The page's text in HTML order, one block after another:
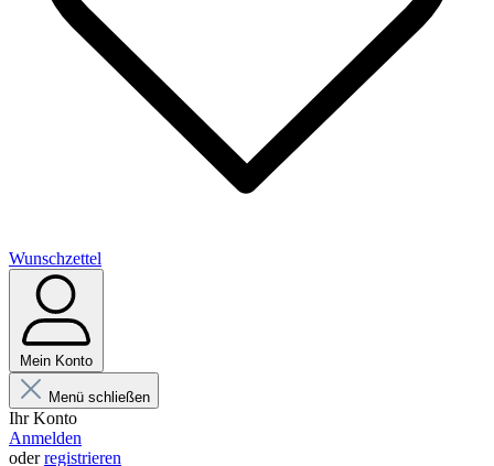
Wunschzettel
Mein Konto
Menü schließen
Ihr Konto
Anmelden
oderregistrieren